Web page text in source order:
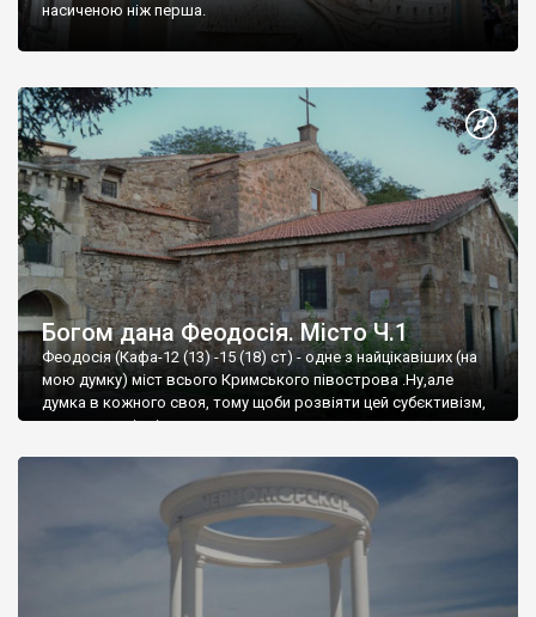
насиченою ніж перша.
Богом дана Феодосія. Місто Ч.1
Феодосія (Кафа-12 (13) -15 (18) ст) - одне з найцікавіших (на
мою думку) міст всього Кримського півострова .Ну,але
думка в кожного своя, тому щоби розвіяти цей субєктивізм,
запрошую відвідати це